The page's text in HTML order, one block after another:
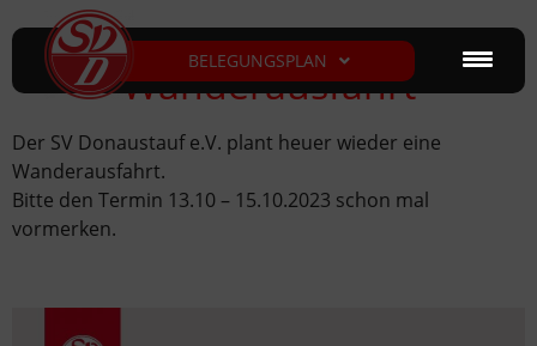
BELEGUNGSPLAN
Wanderausfahrt
Der SV Donaustauf e.V. plant heuer wieder eine
Wanderausfahrt.
Bitte den Termin 13.10 – 15.10.2023 schon mal
vormerken.